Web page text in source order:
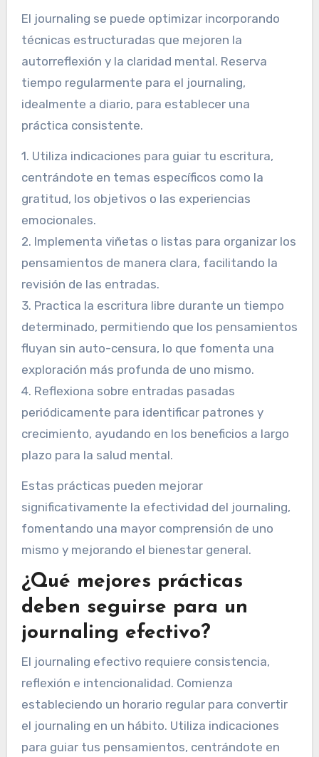
¿Cómo se puede
optimizar el journaling
para obtener el máximo
beneficio?
técnicas estructuradas que mejoren la
autorreflexión y la claridad mental. Reserva
tiempo regularmente para el journaling,
idealmente a diario, para establecer una
práctica consistente.
1. Utiliza indicaciones para guiar tu escritura,
centrándote en temas específicos como la
gratitud, los objetivos o las experiencias
emocionales.
2. Implementa viñetas o listas para organizar los
pensamientos de manera clara, facilitando la
revisión de las entradas.
3. Practica la escritura libre durante un tiempo
determinado, permitiendo que los pensamientos
exploración más profunda de uno mismo.
4. Reflexiona sobre entradas pasadas
periódicamente para identificar patrones y
crecimiento, ayudando en los beneficios a largo
plazo para la salud mental.
Estas prácticas pueden mejorar
significativamente la efectividad del journaling,
mismo y mejorando el bienestar general.
¿Qué mejores prácticas
deben seguirse para un